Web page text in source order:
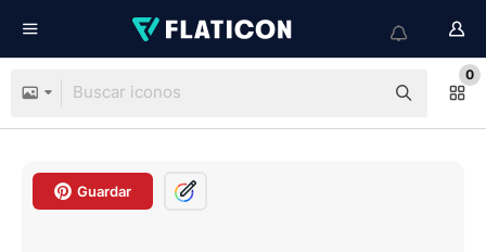
0
Guardar